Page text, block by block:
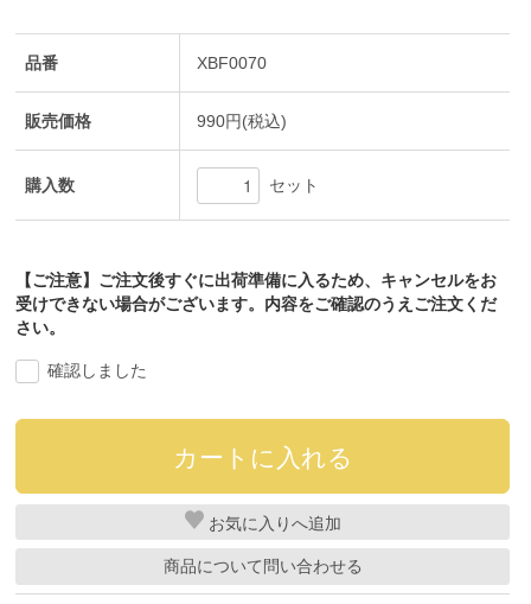
品番 XBF0070
販売価格 990円(税込)
購入数 セット
【ご注意】ご注文後すぐに出荷準備に入るため、キャンセルをお
受けできない場合がございます。内容をご確認のうえご注文くだ
さい。
確認しました
お気に入り
商品について問い合わせる